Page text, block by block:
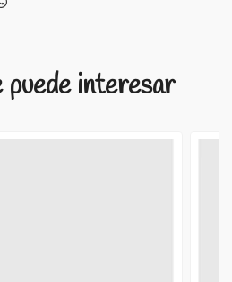
puede interesar